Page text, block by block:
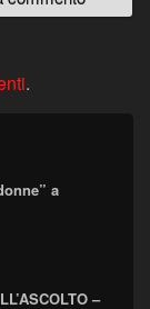
.
a
–